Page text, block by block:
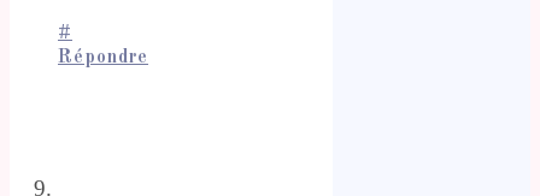
#
Répondre